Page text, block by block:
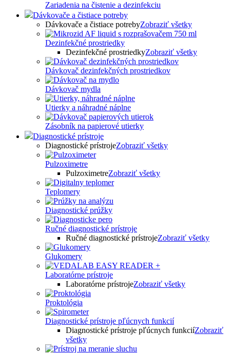
Zariadenia na čistenie a dezinfekciu
Dávkovače a čistiace potreby
Dávkovače a čistiace potrebyZobraziť všetky
Dezinfekčné prostriedky
Dezinfekčné prostriedkyZobraziť všetky
Dávkovač dezinfekčných prostriedkov
Dávkovač mydla
Utierky a náhradné náplne
Zásobník na papierové utierky
Diagnostické prístroje
Diagnostické prístrojeZobraziť všetky
Pulzoximetre
PulzoximetreZobraziť všetky
Teplomery
Diagnostické prúžky
Ručné diagnostické prístroje
Ručné diagnostické prístrojeZobraziť všetky
Glukomery
Laboratórne prístroje
Laboratórne prístrojeZobraziť všetky
Proktológia
Diagnostické prístroje pľúcnych funkcií
Diagnostické prístroje pľúcnych funkciíZobraziť
všetky